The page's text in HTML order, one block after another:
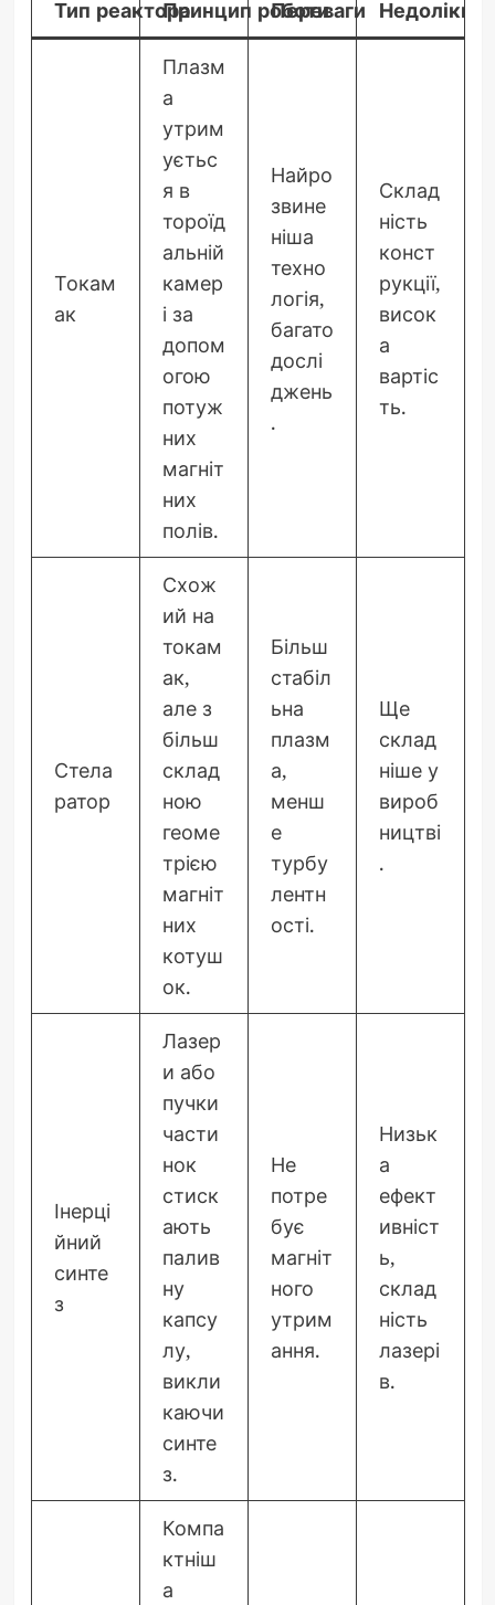
Тип реактораПринцип роботи
Переваги Недоліки
Токам
ак
Плазм
а
утрим
уєтьс
я в
тороїд
альній
камер
і за
допом
огою
потуж
них
магніт
них
полів.
Найро
звине
ніша
техно
логія,
багато
дослі
джень
.
Склад
ність
конст
рукції,
висок
а
вартіс
ть.
Стела
ратор
Схож
ий на
токам
ак,
але з
більш
склад
ною
геоме
трією
магніт
них
котуш
ок.
Більш
стабіл
ьна
плазм
а,
менш
е
турбу
лентн
ості.
Ще
склад
ніше у
вироб
ництві
.
Інерці
йний
синте
з
Лазер
и або
пучки
части
нок
стиск
ають
палив
ну
капсу
лу,
викли
каючи
синте
з.
Не
потре
бує
магніт
ного
утрим
ання.
Низьк
а
ефект
ивніст
ь,
склад
ність
лазері
в.
Компа
ктніш
а